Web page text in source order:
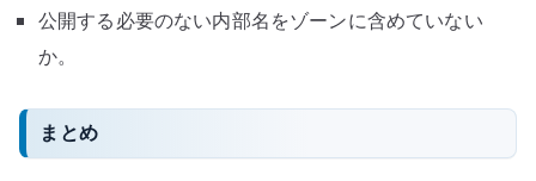
公開する必要のない内部名をゾーンに含めていない
か。
まとめ